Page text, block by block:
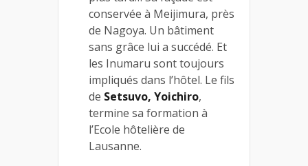
conservée à Meijimura, près
de Nagoya. Un bâtiment
sans grâce lui a succédé. Et
les Inumaru sont toujours
impliqués dans l’hôtel. Le fils
de Setsuvo, Yoichiro,
termine sa formation à
l’Ecole hôtelière de
Lausanne.